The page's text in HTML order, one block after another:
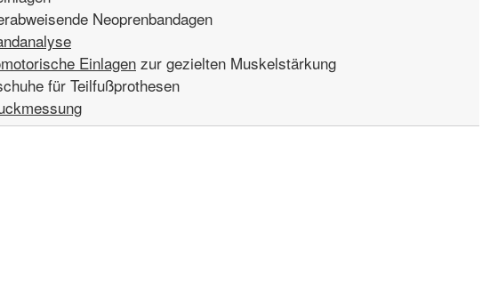
Neoprenbandagen
Einlagenzur gezielten Muskelstärkung
für Teilfußprothesen